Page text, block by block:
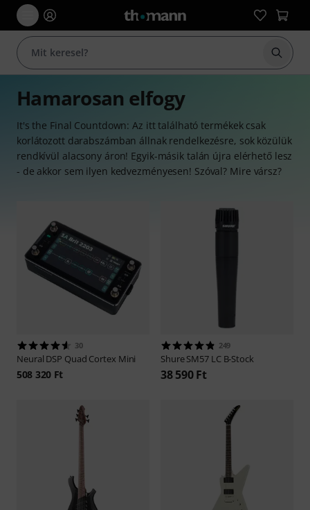
Hamarosan elfogy
It's the Final Countdown: Az itt található termékek csak
korlátozott darabszámban állnak rendelkezésre, sok közülük
rendkívül alacsony áron! Egyik-másik talán újra elérhető lesz
- de akkor sem ilyen kedvezményesen! Szóval? Mire vársz?
30
Neural DSP Quad Cortex Mini
508 320 Ft
249
ShureSM57 LC B-Stock
38 590 Ft